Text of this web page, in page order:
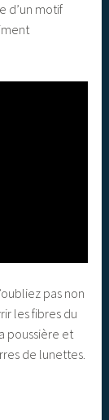
d’un motif
pas non
les fibres du
poussière et
de lunettes.